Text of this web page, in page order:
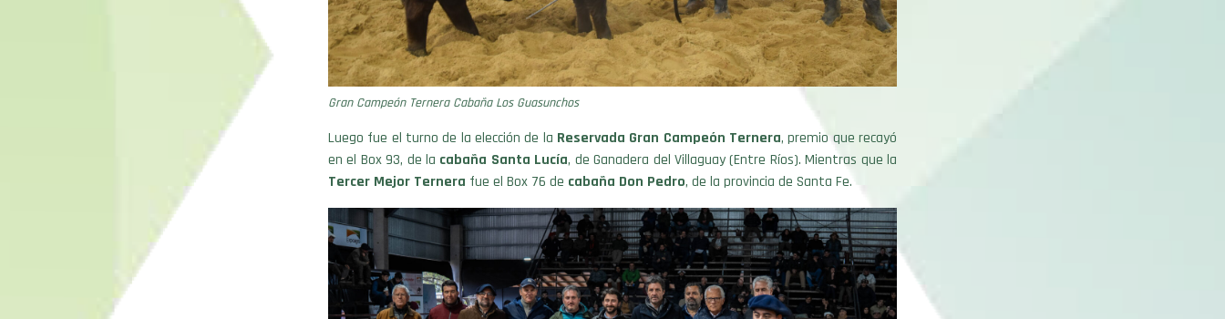
Gran Campeón Ternera Cabaña Los Guasunchos
Luego fue el turno de la elección de la Reservada Gran Campeón Ternera, premio que recayó
en el Box 93, de la cabaña Santa Lucía, de Ganadera del Villaguay (Entre Ríos). Mientras que la
Tercer Mejor Ternera fue el Box 76 de cabaña Don Pedro, de la provincia de Santa Fe.